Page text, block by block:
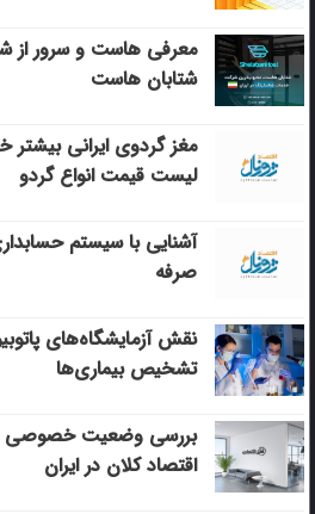
معرفی هاست و سرور از
شتابان هاست
مغز گردوی ایرانی
لیست قیمت انواع گردو
آشنایی با سیستم
صرفه
نقش آزمایشگاه‌های
تشخیص بیماری‌ها
بررسی وضعیت خصوصی
اقتصاد کلان در ایران